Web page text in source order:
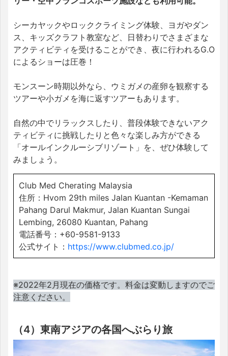
シーカヤックやロッククライミング体験、ヨガやダン
ス、キッズクラフト教室など、日替わりでさまざまな
アクティビティを受けることができ、夜に行われるG.O
によるショーは圧巻！
モンスーン時期以外なら、ウミガメの産卵を観察する
ツアーや小ガメを海に返すツアーもあります。
自然の中でリラックスしたり、普段体験できないアク
ティビティに挑戦したりと色々な楽しみ方ができる
「オールインクルーシブリゾート」を、ぜひ体験して
みましょう。
Club Med Cherating Malaysia
住所：Hvom 29th miles Jalan Kuantan -Kemaman
Pahang Darul Makmur, Jalan Kuantan Sungai
Lembing, 26080 Kuantan, Pahang
電話番号：+60-9581-9133
公式サイト： https://www.clubmed.co.jp/
※2022年2月現在の価格です。料金は変動しますのでご
注意ください。
（4）東南アジアの各国へぶらり旅